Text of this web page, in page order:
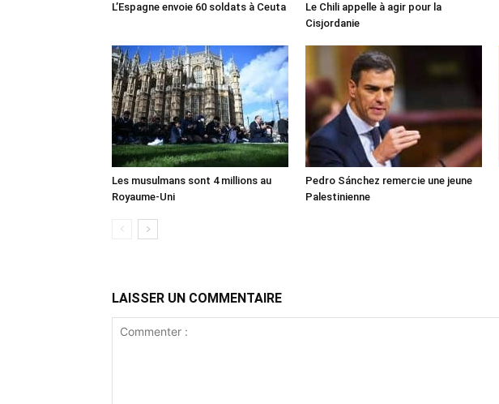
L’Espagne envoie 60 soldats à Ceuta
Le Chili appelle à agir pour la
Cisjordanie
Les musulmans sont 4 millions au
Royaume-Uni
Pedro Sánchez remercie une jeune
Palestinienne
LAISSER UN COMMENTAIRE